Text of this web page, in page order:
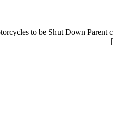
to be Shut Down Parent